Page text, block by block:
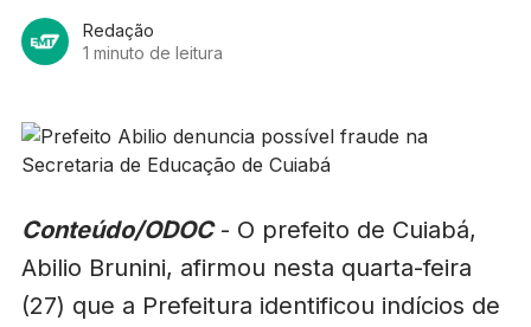
Redação
1 minuto de leitura
Conteúdo/ODOC- O prefeito de Cuiabá,
Abilio Brunini, afirmou nesta quarta-feira
(27) que a Prefeitura identificou indícios de